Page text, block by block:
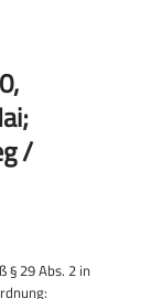
/
§ 29 Abs. 2 in